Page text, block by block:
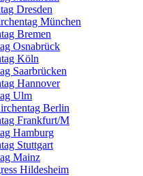
Dresden
München
Bremen
Osnabrück
Köln
Saarbrücken
Hannover
Ulm
Berlin
Frankfurt/M
Hamburg
Stuttgart
Mainz
Hildesheim